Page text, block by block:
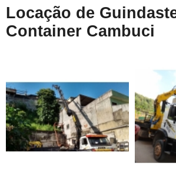
Locação de
Container Cambuci